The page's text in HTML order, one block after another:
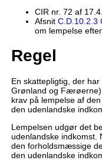
CIR nr. 72 af
Afsnit C.D.10.2.3
om lempelse
Regel
En skattepligtig, der
Grønland og
krav på lempelse af
den udenlandske
Lempelsen udgør det
udenlandske indkomst.
den forholdsmæssige
den udenlandske